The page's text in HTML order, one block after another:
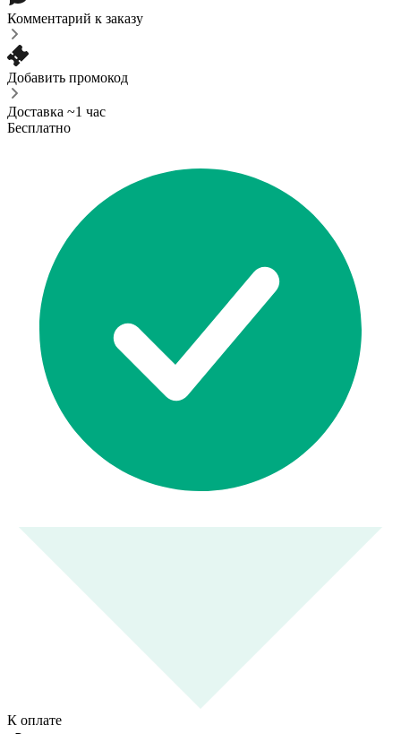
Комментарий к заказу
Добавить промокод
Доставка ~1 час
Бесплатно
К оплате